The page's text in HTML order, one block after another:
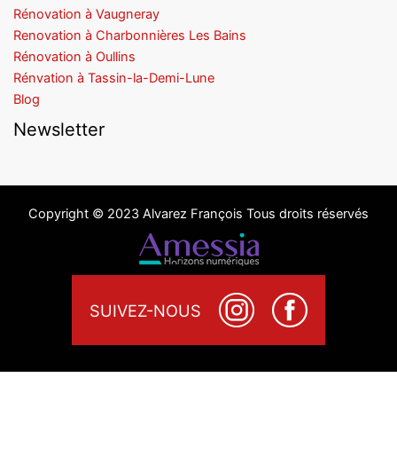
Rénovation à Vaugneray
Renovation à Charbonnières Les Bains
Rénovation à Oullins
Rénvation à Tassin-la-Demi-Lune
Blog
Newsletter
Copyright © 2023 Alvarez François Tous droits réservés
SUIVEZ-NOUS